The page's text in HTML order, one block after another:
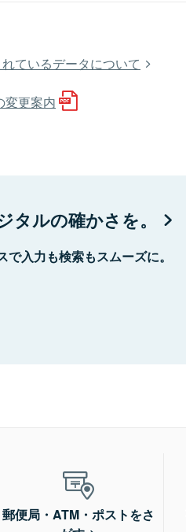
ているデータについて
変更案内
タルの確かさを。
で入力も検索もスムーズに。
郵便局・ATM・ポストをさ